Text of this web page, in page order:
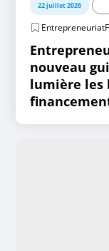
22 juillet 2026
nouveau
lumière les